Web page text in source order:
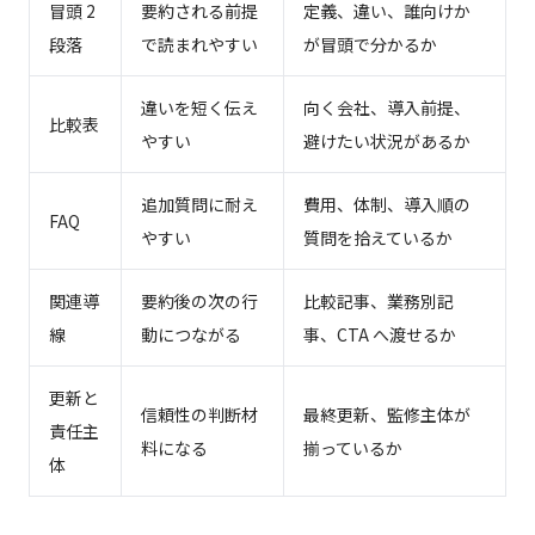
冒頭 2
段落
要約される前提
で読まれやすい
定義、違い、誰向けか
が冒頭で分かるか
比較表
違いを短く伝え
やすい
向く会社、導入前提、
避けたい状況があるか
FAQ
追加質問に耐え
やすい
費用、体制、導入順の
質問を拾えているか
関連導
線
要約後の次の行
動につながる
比較記事、業務別記
事、CTA へ渡せるか
更新と
責任主
体
信頼性の判断材
料になる
最終更新、監修主体が
揃っているか